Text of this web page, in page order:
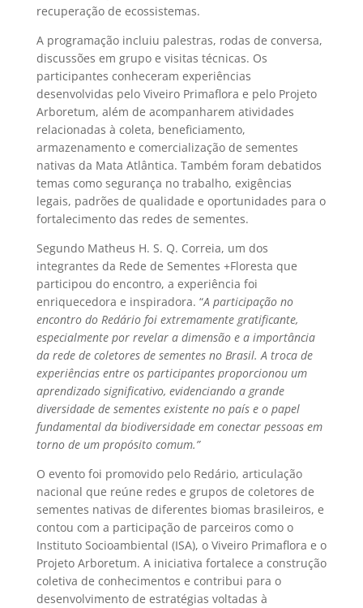
recuperação de ecossistemas.
A programação incluiu palestras, rodas de conversa,
discussões em grupo e visitas técnicas. Os
participantes conheceram experiências
desenvolvidas pelo Viveiro Primaflora e pelo Projeto
Arboretum, além de acompanharem atividades
relacionadas à coleta, beneficiamento,
armazenamento e comercialização de sementes
nativas da Mata Atlântica. Também foram debatidos
temas como segurança no trabalho, exigências
legais, padrões de qualidade e oportunidades para o
fortalecimento das redes de sementes.
Segundo Matheus H. S. Q. Correia, um dos
integrantes da Rede de Sementes +Floresta que
participou do encontro, a experiência foi
enriquecedora e inspiradora. “A participação no
encontro do Redário foi extremamente gratificante,
especialmente por revelar a dimensão e a importância
da rede de coletores de sementes no Brasil. A troca de
experiências entre os participantes proporcionou um
aprendizado significativo, evidenciando a grande
diversidade de sementes existente no país e o papel
fundamental da biodiversidade em conectar pessoas em
torno de um propósito comum.”
O evento foi promovido pelo Redário, articulação
nacional que reúne redes e grupos de coletores de
sementes nativas de diferentes biomas brasileiros, e
contou com a participação de parceiros como o
Instituto Socioambiental (ISA), o Viveiro Primaflora e o
Projeto Arboretum. A iniciativa fortalece a construção
coletiva de conhecimentos e contribui para o
desenvolvimento de estratégias voltadas à